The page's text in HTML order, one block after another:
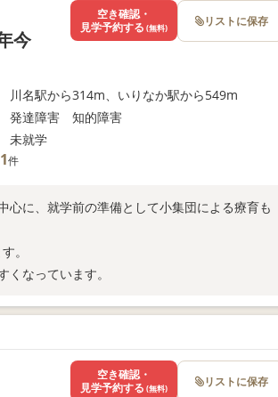
今
川名駅から314m、いりなか駅から549m
発達障害 知的障害
未就学
1件
心に、就学前の準備として小集団による療育も
。
くなっています。
空き確認・
見学予約する (無料) リストに保存
空き確認・
見学予約する (無料) リストに保存